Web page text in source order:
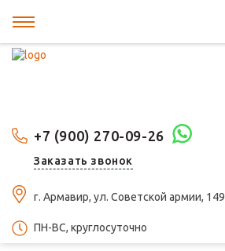
+7 (900) 270-09-26
Заказать звонок
г. Армавир, ул. Советской армии, 149
ПН-ВС, круглосуточно